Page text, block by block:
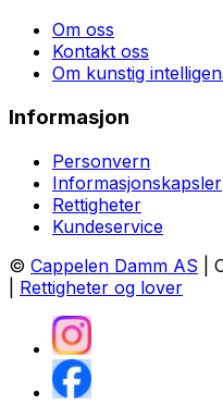
Om oss
Kontakt oss
Om kunstig
Informasjon
Personvern
Informasjonskapsler
Rettigheter
Kundeservice
© Cappelen Damm AS |
Rettigheter og lover